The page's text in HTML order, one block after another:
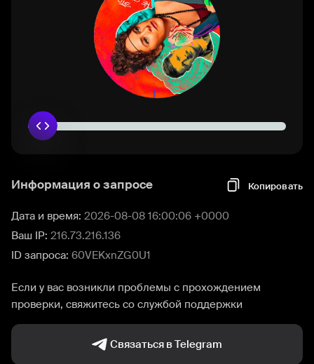
Информация о запросе Копировать
Дата и время: 2026-08-08 16:00:06 +0000
Ваш IP: 216.73.216.136
ID запроса: 60VEKxnZG0U1
Если у вас возникли проблемы с прохождением
проверки, свяжитесь со службой поддержки
Связаться в Telegram